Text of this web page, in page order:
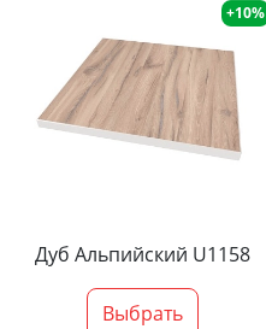
+10%
Дуб Альпийский U1158
Выбрать